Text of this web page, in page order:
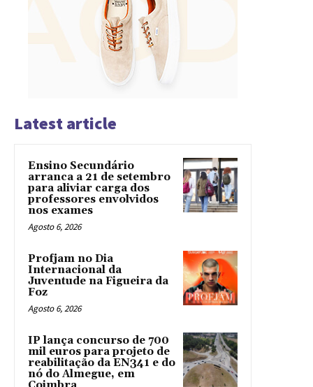
Latest article
Ensino Secundário
arranca a 21 de setembro
para aliviar carga dos
professores envolvidos
nos exames
Agosto 6, 2026
Profjam no Dia
Internacional da
Juventude na Figueira da
Foz
Agosto 6, 2026
IP lança concurso de 700
mil euros para projeto de
reabilitação da EN341 e do
nó do Almegue, em